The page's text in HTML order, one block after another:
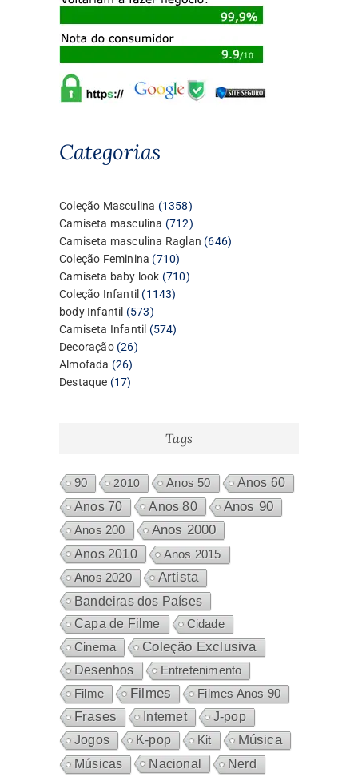
Categorias
Coleção Masculina 13581358
produtos
Camiseta masculina 712712
produtos
Camiseta masculina Raglan 646646
Coleção Feminina 710710
produtos
Camiseta baby look 710710
Coleção Infantil 11431143
body Infantil 573573
produtos
Camiseta Infantil 574574
Decoração 2626
Almofada 2626
produtos
Destaque 1717
Tags
90 2010 Anos 50
Anos 60
Anos 70
Anos 80 Anos 90
Anos 200 Anos 2000
Anos 2010 Anos 2015
Anos 2020 Artista
Bandeiras dos Países
Capa de Filme
Cidade
Cinema
Coleção Exclusiva
Desenhos
Entretenimento
Filme
Filmes Filmes Anos 90
Frases Internet
J-pop
Jogos
K-pop Kit Música
Músicas Nacional Nerd